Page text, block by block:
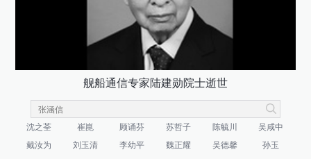
舰船通信专家陆建勋院士逝世
沈之荃 崔崑 顾诵芬 苏哲子 陈毓川
吴咸中
戴汝为
刘玉清 李幼平 魏正耀 吴德馨 孙玉